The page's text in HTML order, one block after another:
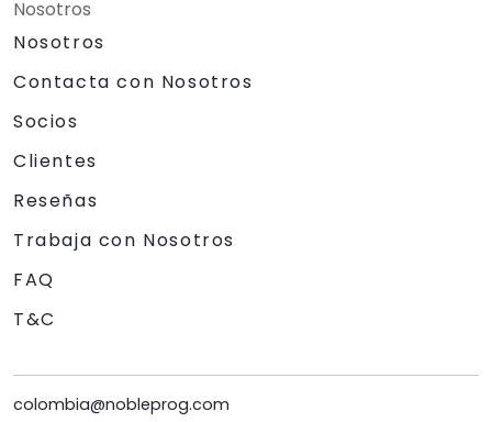
Nosotros
Nosotros
Contacta con Nosotros
Socios
Clientes
Reseñas
Trabaja con Nosotros
FAQ
T&C
colombia@nobleprog.com